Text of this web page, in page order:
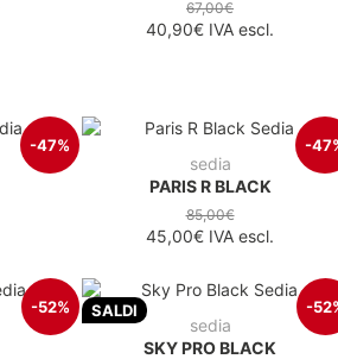
67,00€
40,90€ IVA escl.
-47% -
sedia
PARIS R BLACK
85,00€
45,00€ IVA escl.
-52% SALDI -
sedia
SKY PRO BLACK